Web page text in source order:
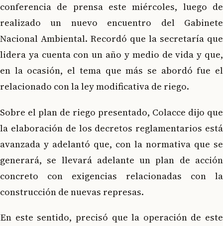
conferencia de prensa este miércoles, luego de
realizado un nuevo encuentro del Gabinete
Nacional Ambiental. Recordó que la secretaría que
lidera ya cuenta con un año y medio de vida y que,
en la ocasión, el tema que más se abordó fue el
relacionado con la ley modificativa de riego.
Sobre el plan de riego presentado, Colacce dijo que
la elaboración de los decretos reglamentarios está
avanzada y adelantó que, con la normativa que se
generará, se llevará adelante un plan de acción
concreto con exigencias relacionadas con la
construcción de nuevas represas.
En este sentido, precisó que la operación de este